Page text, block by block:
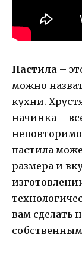
Пастила –
можно
кухни.
начинка –
пастила
размера и
вам сделать